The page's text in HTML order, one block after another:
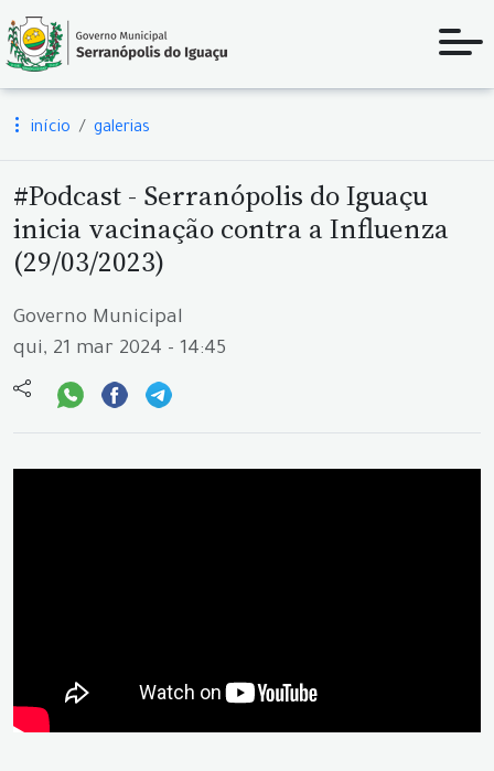
início galerias
#Podcast - Serranópolis do Iguaçu
inicia vacinação contra a Influenza
(29/03/2023)
Governo Municipal
qui, 21 mar 2024 - 14:45